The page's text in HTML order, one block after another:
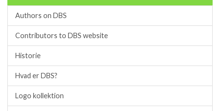
Authors on DBS
Contributors to DBS website
Historie
Hvad er DBS?
Logo kollektion